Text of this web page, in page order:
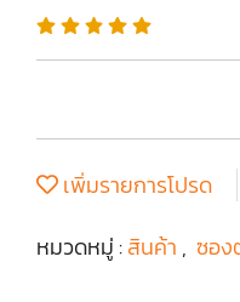
เพิ่มรายการโปรด
หมวดหมู่ :สินค้า , ซอง